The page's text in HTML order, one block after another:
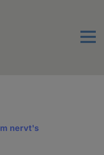
Menu
nervt's